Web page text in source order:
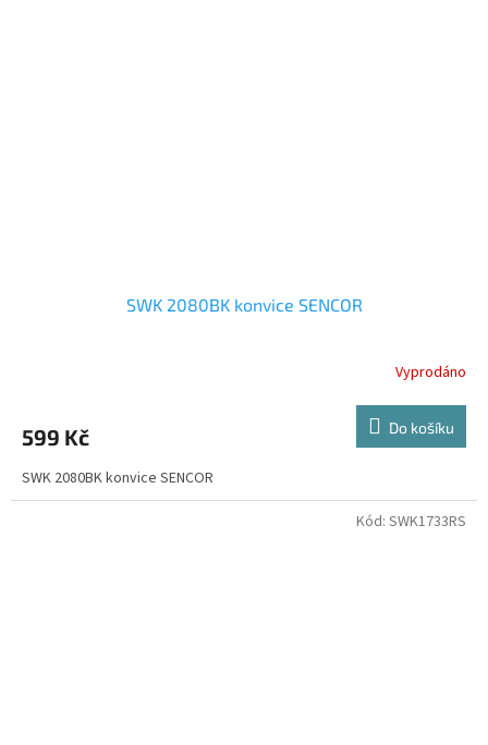
SWK 2080BK konvice SENCOR
Vyprodáno
599 Kč Do košíku
SWK 2080BK konvice SENCOR
Kód: SWK1733RS